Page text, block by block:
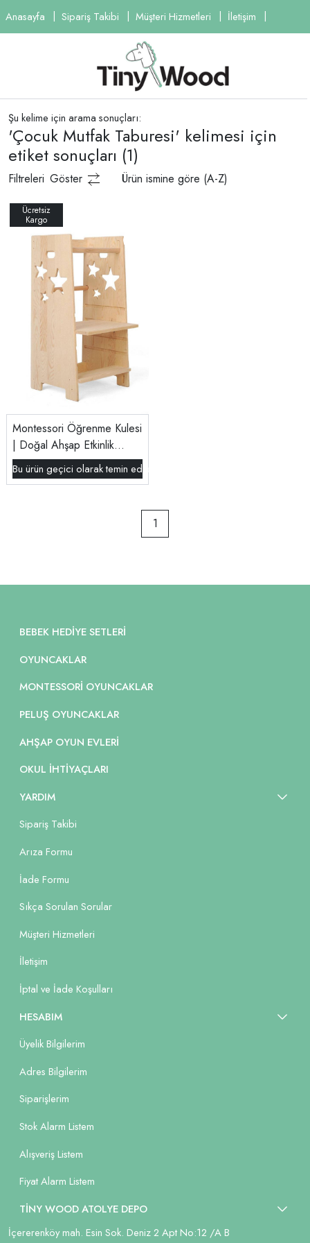
Anasayfa Sipariş Takibi Müşteri Hizmetleri İletişim
Şu kelime için arama sonuçları:
'Çocuk Mutfak Taburesi' kelimesi için
etiket sonuçları (1)
Filtreleri Göster Ürün ismine göre (A-Z)
Montessori Öğrenme Kulesi
| Doğal Ahşap Etkinlik
Kulesi | 18 Ay - 5 Yaş
Bu ürün geçici olarak temin edilememektedir.
1
BEBEK HEDIYE SETLERI
OYUNCAKLAR
MONTESSORI OYUNCAKLAR
PELUŞ OYUNCAKLAR
AHŞAP OYUN EVLERI
OKUL İHTIYAÇLARI
YARDIM
Sipariş Takibi
Arıza Formu
İade Formu
Sıkça Sorulan Sorular
Müşteri Hizmetleri
İletişim
İptal ve İade Koşulları
HESABIM
Üyelik Bilgilerim
Adres Bilgilerim
Siparişlerim
Stok Alarm Listem
Alışveriş Listem
Fiyat Alarm Listem
TİNY WOOD ATOLYE DEPO
İçererenköy mah. Esin Sok. Deniz 2 Apt No:12 /A B